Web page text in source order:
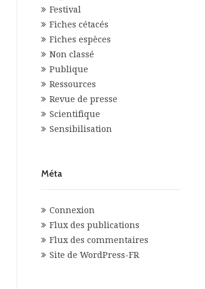
Festival
Fiches cétacés
Fiches espèces
Non classé
Publique
Ressources
Revue de presse
Scientifique
Sensibilisation
Méta
Connexion
Flux des publications
Flux des commentaires
Site de WordPress-FR